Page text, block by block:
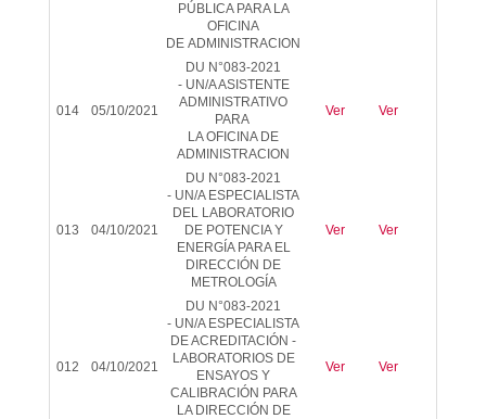
PÚBLICA PARA LA
OFICINA
DE ADMINISTRACION
014 05/10/2021
DU N°083-2021
- UN/A ASISTENTE
ADMINISTRATIVO
PARA
LA OFICINA DE
ADMINISTRACION
Ver Ver
013 04/10/2021
DU N°083-2021
- UN/A ESPECIALISTA
DEL LABORATORIO
DE POTENCIA Y
ENERGÍA PARA EL
DIRECCIÓN DE
METROLOGÍA
Ver Ver
012 04/10/2021
DU N°083-2021
- UN/A ESPECIALISTA
DE ACREDITACIÓN -
LABORATORIOS DE
ENSAYOS Y
CALIBRACIÓN PARA
LA DIRECCIÓN DE
Ver Ver